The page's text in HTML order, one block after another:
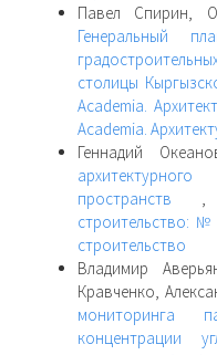
Павел Спирин,
Генеральный
столицы
Academia.
Academia.
Геннадий
пространств
строительство: №
строительство
Владимир
Кравченко,
мониторинга
концентрации